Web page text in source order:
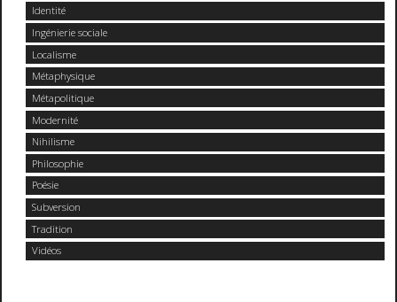
Identité
Ingénierie sociale
Localisme
Métaphysique
Métapolitique
Modernité
Nihilisme
Philosophie
Poésie
Subversion
Tradition
Vidéos